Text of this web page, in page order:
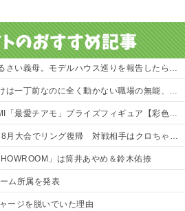
刈り誰がするのw」と煽ってきたので…旦那が放った「一言」に義母オロオロｗｗ←嫌味を逆手にとった神対応すぎる
催促しても放置→引き取ろうとすると「申し訳ないからやる」と拒否…やる気ないなら引き受けるなよ・・・
愛チアモ」プライズフィギュア【彩色原型公開】
大会でリング復帰 対戦相手はクロちゃん 他
」は筒井あやめ＆鈴木佑捺
ム所属を発表
ージを脱いでいた理由